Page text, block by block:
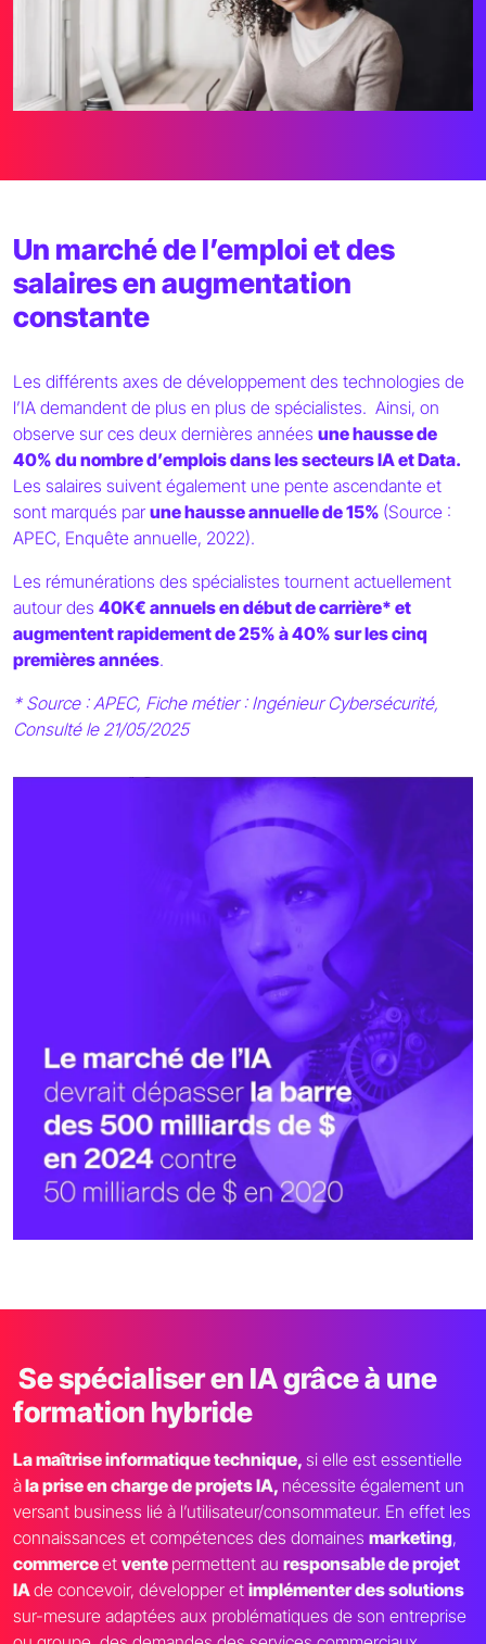
Un marché de l’emploi et des
salaires en augmentation
constante
Les différents axes de développement des technologies de
l’IA demandent de plus en plus de spécialistes. Ainsi, on
observe sur ces deux dernières années une hausse de
40% du nombre d’emplois dans les secteurs IA et Data.
Les salaires suivent également une pente ascendante et
sont marqués par une hausse annuelle de 15% (Source :
APEC, Enquête annuelle, 2022).
Les rémunérations des spécialistes tournent actuellement
autour des 40K€ annuels en début de carrière* et
augmentent rapidement de 25% à 40% sur les cinq
premières années.
* Source : APEC, Fiche métier : Ingénieur Cybersécurité,
Consulté le 21/05/2025
Se spécialiser en IA grâce à une
formation hybride
La maîtrise informatique technique, si elle est essentielle
àla prise en charge de projets IA, nécessite également un
versant business lié à l’utilisateur/consommateur. En effet les
connaissances et compétences des domaines marketing,
commerceet vente permettent au responsable de projet
IAde concevoir, développer et implémenter des solutions
sur-mesure adaptées aux problématiques de son entreprise